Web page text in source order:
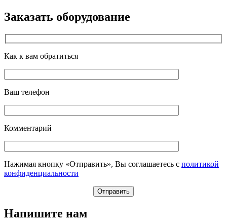
Заказать оборудование
Как к вам обратиться
Ваш телефон
Комментарий
Нажимая кнопку «Отправить», Вы соглашаетесь с политикой
конфиденциальности
Напишите нам